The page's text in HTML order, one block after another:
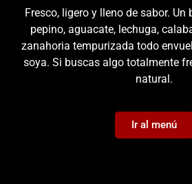
Fresco, ligero y lleno de sabor.
pepino, aguacate, lechuga,
zanahoria tempurizada todo
soya. Si buscas algo totalmente
natural.
Ir al menú